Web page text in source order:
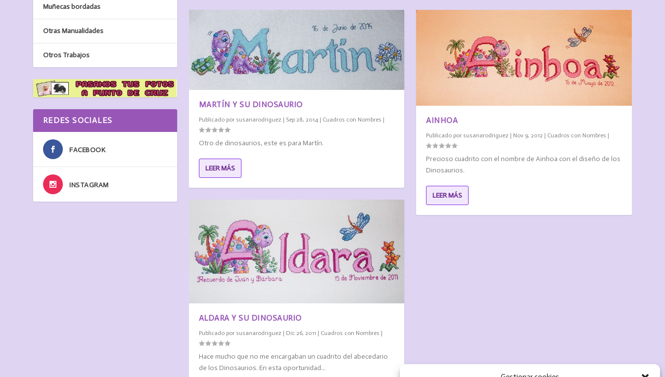
MARTÍN Y SU DINOSAURIO
Publicado por susanarodriguez | Sep 28, 2014| Cuadros con Nombres |
Otro de dinosaurios, este es para Martín.
LEER MÁS
ALDARA Y SU DINOSAURIO
Publicado por susanarodriguez | Dic 26, 2011 | Cuadros con Nombres |
Hace mucho que no me encargaban un cuadrito del abecedario
de los Dinosaurios. En esta oportunidad...
AINHOA
Publicado por susanarodriguez | Nov 9, 2012 | Cuadros con Nombres |
Precioso cuadrito con el nombre de Ainhoa con el diseño de los
Dinosaurios.
LEER MÁS
Muñecas bordadas
Otras Manualidades
Otros Trabajos
REDES SOCIALES
FACEBOOK
INSTAGRAM